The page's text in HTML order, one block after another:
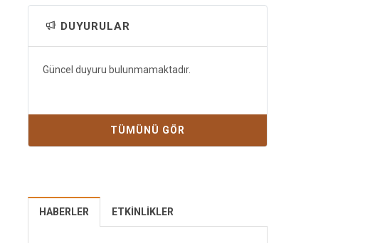
DUYURULAR
Güncel duyuru bulunmamaktadır.
TÜMÜNÜ GÖR
HABERLER ETKINLIKLER